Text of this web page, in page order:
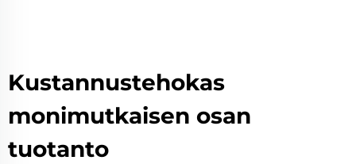
Kustannustehokas
monimutkaisen osan
tuotanto